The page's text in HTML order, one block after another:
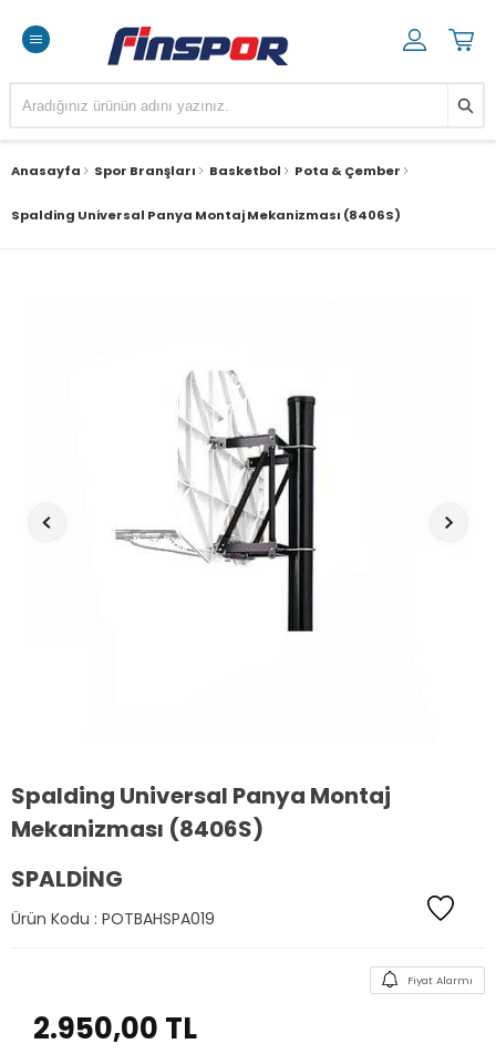
Anasayfa Spor Branşları Basketbol Pota & Çember
Spalding Universal Panya Montaj Mekanizması (8406S)
Spalding Universal Panya Montaj
Mekanizması (8406S)
SPALDING
Ürün Kodu : POTBAHSPA019
Fiyat Alarmı
2.950,00 TL